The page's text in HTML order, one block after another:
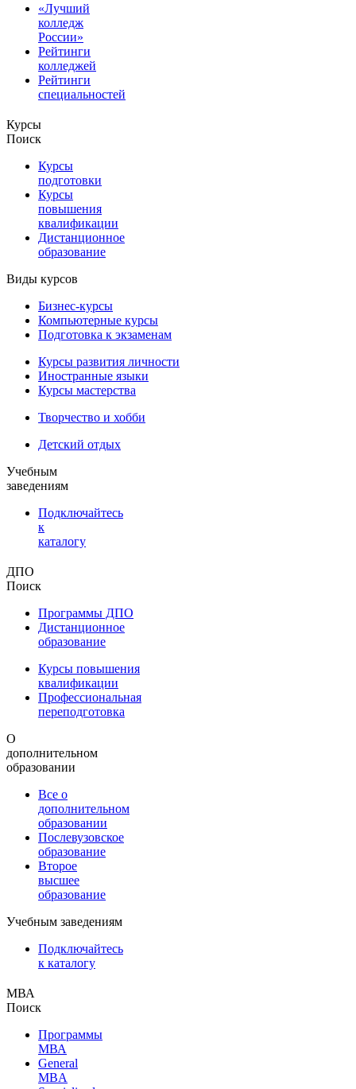
«Лучший
колледж
России»
Рейтинги
колледжей
Рейтинги
специальностей
Курсы
Поиск
Курсы
подготовки
Курсы
повышения
квалификации
Дистанционное
образование
Виды курсов
Бизнес-курсы
Компьютерные курсы
Подготовка к экзаменам
Курсы развития личности
Иностранные языки
Курсы мастерства
Творчество и хобби
Детский отдых
Учебным
заведениям
Подключайтесь
к
каталогу
ДПО
Поиск
Программы ДПО
Дистанционное
образование
Курсы повышения
квалификации
Профессиональная
переподготовка
О
дополнительном
образовании
Все о
дополнительном
образовании
Послевузовское
образование
Второе
высшее
образование
Учебным заведениям
Подключайтесь
к каталогу
МВА
Поиск
Программы
МВА
General
MBA